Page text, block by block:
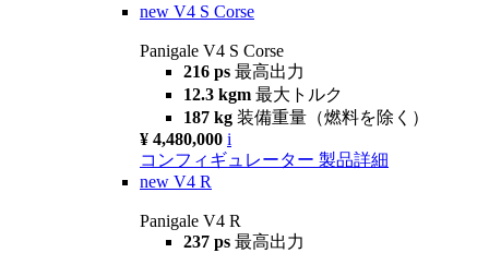
new V4 S Corse
Panigale V4 S Corse
216 ps 最高出力
12.3 kgm 最大トルク
187 kg 装備重量（燃料を除く）
¥ 4,480,000 i
コンフィギュレーター 製品詳細
new V4 R
Panigale V4 R
237 ps 最高出力